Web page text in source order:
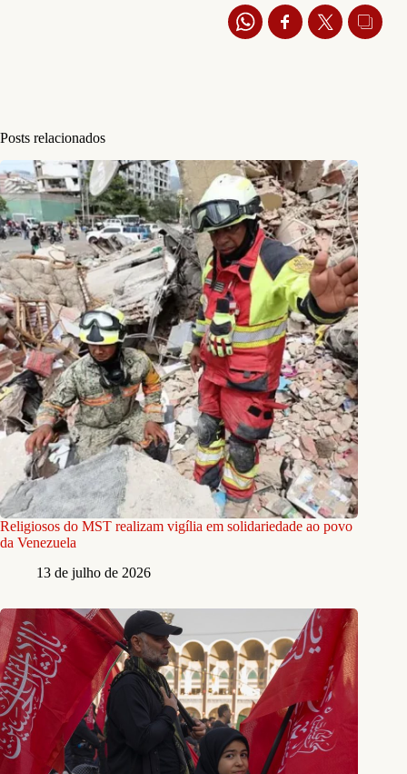
Posts relacionados
Religiosos do MST realizam vigília em solidariedade ao povo
da Venezuela
13 de julho de 2026